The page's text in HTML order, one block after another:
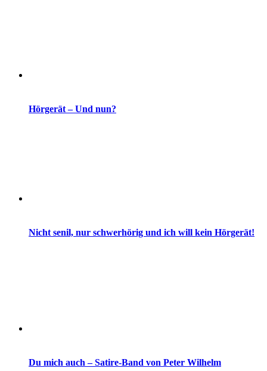
Hörgerät – Und nun?
Nicht senil, nur schwerhörig und ich will kein Hörgerät!
Du mich auch – Satire-Band von Peter Wilhelm